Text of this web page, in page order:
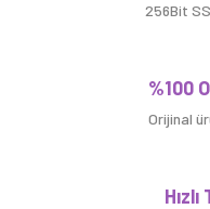
256Bit
%100
Orijinal